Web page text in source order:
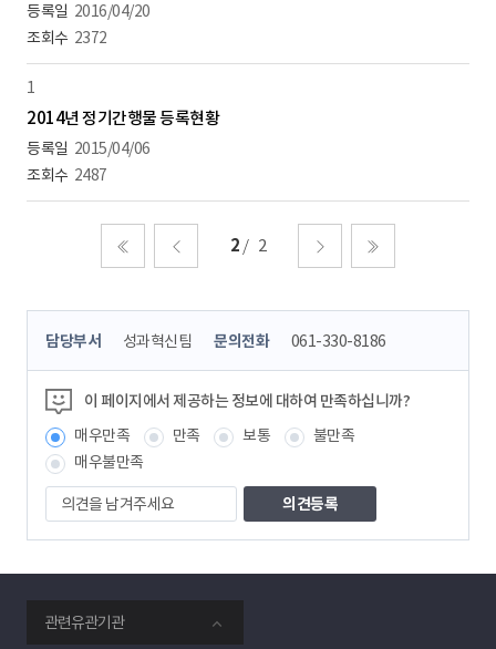
2016/04/20
2372
1
2014년 정기간행물 등록현황
2015/04/06
2487
2 2
콘
츠
정
보
책
임
자
담당부서 성과혁신팀 문의전화 061-330-8186
이 페이지에서 제공하는 정보에 대하여 만족하십니까?
매우만족
만족 보통
불만족
매우불만족
의
견
을
겨
주
세
요
관련유관기관